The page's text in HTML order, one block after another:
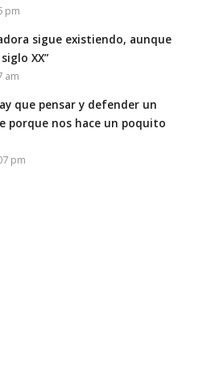
pm
sigue existiendo, aunque
XX”
am
que pensar y defender un
nos hace un poquito
pm